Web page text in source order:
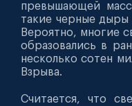
превышающей
такие черные дыры
Вероятно, многие
образовались в
несколько сотен
Взрыва.
Считается, что